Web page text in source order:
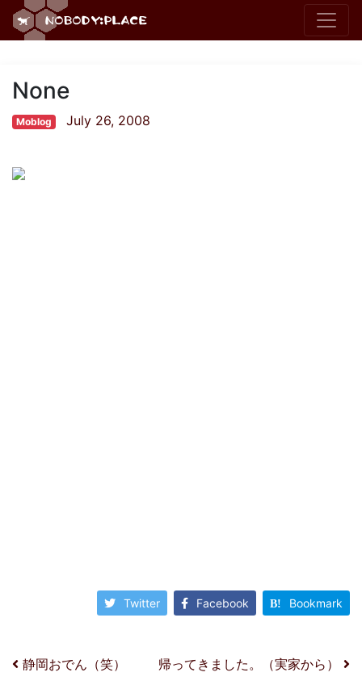
None
Moblog July 26, 2008
Twitter Facebook Bookmark
投稿ナビゲーション
静岡おでん（笑） 帰ってきました。（実家から）